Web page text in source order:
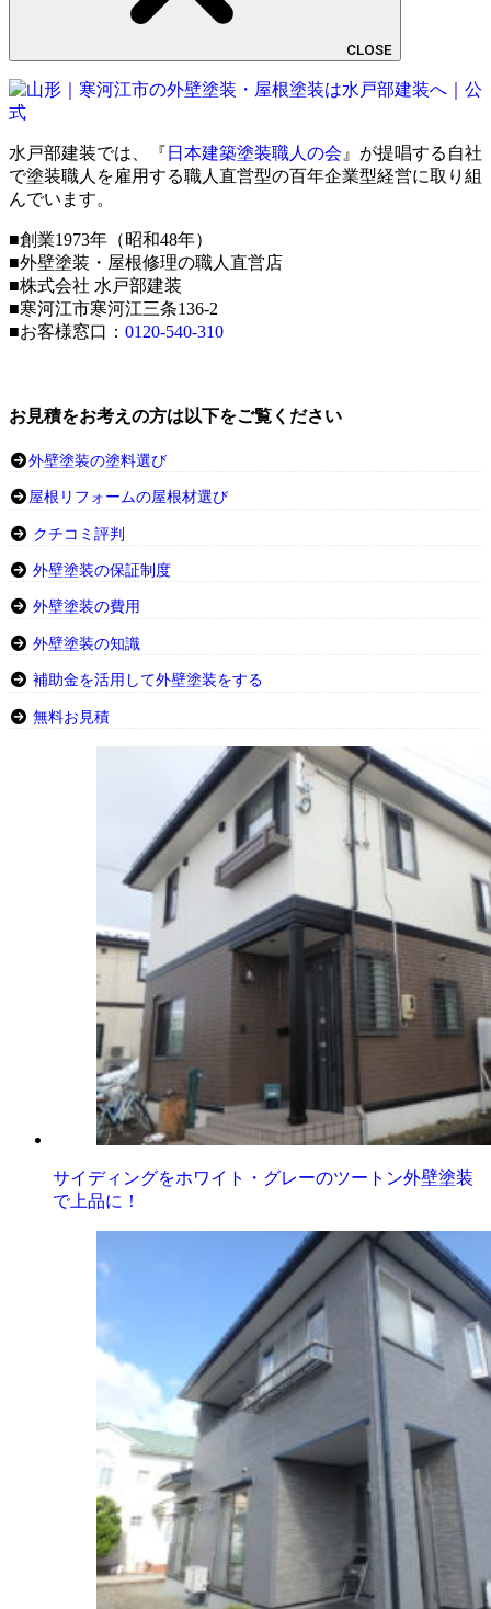
CLOSE
水戸部建装では、『 日本建築塗装職人の会 』が提唱する自社
で塗装職人を雇用する職人直営型の百年企業型経営に取り組
んでいます。
■創業1973年（昭和48年）
■外壁塗装・屋根修理の職人直営店
■株式会社 水戸部建装
■寒河江市寒河江三条136-2
■お客様窓口： 0120-540-310
お見積をお考えの方は以下をご覧ください
外壁塗装の塗料選び
屋根リフォームの屋根材選び
クチコミ評判
外壁塗装の保証制度
外壁塗装の費用
外壁塗装の知識
補助金を活用して外壁塗装をする
無料お見積
サイディングをホワイト・グレーのツートン外壁塗装
で上品に！